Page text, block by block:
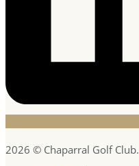
2026 © Chaparral Golf Club.